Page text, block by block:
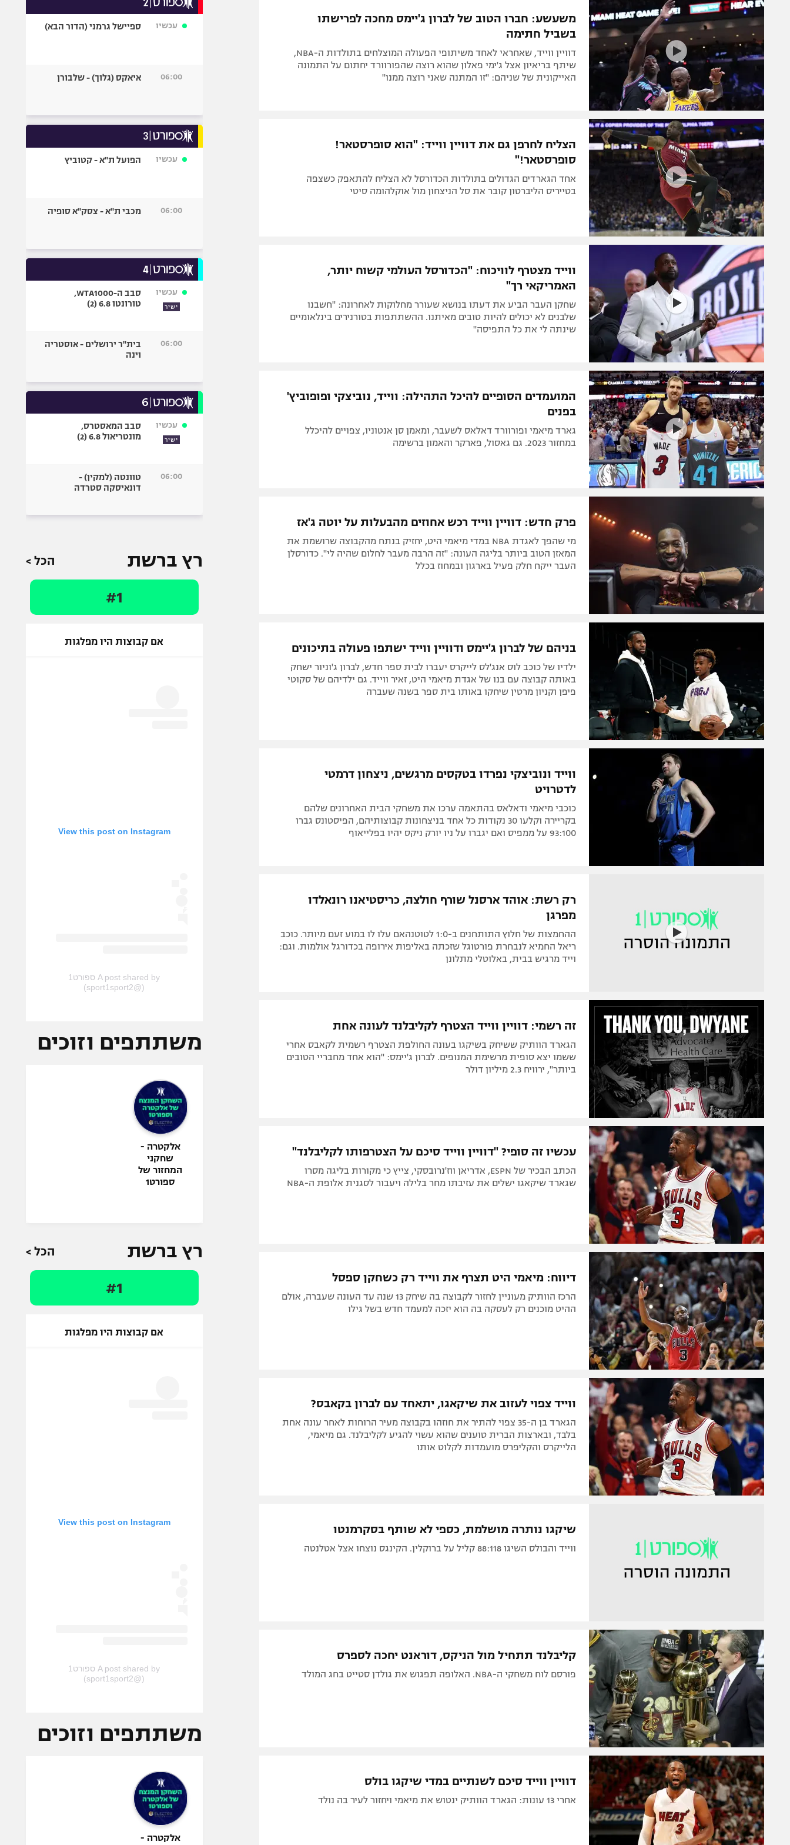
תקנון משתתפים וזוכים בפרסים
תקנון עבור פעילות אלקטרה
תקנון עבור פעילות ספורט 1 – "מרלן"
טניס
גיימינג E-Sports
תנאי שימוש
מדיניות פרטיות
תקנון פעילות ספורט 1
רשיון להקרנה פומבית לבית עסק
הצטרפות לחבילת הערוצים
לוח דרושים – ג'ובנט
תגיות
המגזין
הפועל חיפה
הפועל באר שבע
מכבי נתניה
בני יהודה
ליגות נוספות
ספורט מוטורי
בייסבול MLB
גיימינג E-Sports
משעשע: חברו הטוב של לברון ג'יימס מחכה לפרישתו
בשביל חתימה
דוויין ווייד, שאחראי לאחד משיתופי הפעולה המוצלחים בתולדות ה-NBA,
שיתף בריאיון אצל ג'ימי פאלון שהוא רוצה שהפורוורד יחתום על התמונה
האייקונית של שניהם: "זו המתנה שאני רוצה ממנו"
הצליח לחרפן גם את דוויין ווייד: "הוא סופרסטאר!
סופרסטאר!"
אחד הגארדים הגדולים בתולדות הכדורסל לא הצליח להתאפק כשצפה
בטייריס הליברטון קובר את סל הניצחון מול אוקלהומה סיטי
ווייד מצטרף לוויכוח: "הכדורסל העולמי קשוח יותר,
האמריקאי רך"
שחקן העבר הביע את דעתו בנושא שעורר מחלוקות לאחרונה: "חשבנו
שלבנים לא יכולים להיות טובים מאיתנו. ההשתתפות בטורנירים בינלאומיים
שינתה לי את כל התפיסה"
המועמדים הסופיים להיכל התהילה: ווייד, נוביצקי ופופוביץ'
בפנים
גארד מיאמי ופורוורד דאלאס לשעבר, ומאמן סן אנטוניו, צפויים להיכלל
במחזור 2023. גם גאסול, פארקר והאמון ברשימה
פרק חדש: דוויין ווייד רכש אחוזים מהבעלות על יוטה ג'אז
מי שהפך לאגדת NBA במדי מיאמי היט, יחזיק בנתח מהקבוצה שרושמת את
המאזן הטוב ביותר בליגה העונה: "זה הרבה מעבר לחלום שהיה לי". כדורסלן
העבר ייקח חלק פעיל בארגון ובמחוז בכלל
בניהם של לברון ג'יימס ודוויין ווייד ישתפו פעולה בתיכונים
ילדיו של כוכב לוס אנג'לס לייקרס יעברו לבית ספר חדש, לברון ג'וניור ישחק
באותה קבוצה עם בנו של אגדת מיאמי היט, זאיר ווייד. גם ילדיהם של סקוטי
פיפן וקניון מרטין שיחקו באותו בית ספר בשנה שעברה
ווייד ונוביצקי נפרדו בטקסים מרגשים, ניצחון דרמטי
לדטרויט
כוכבי מיאמי ודאלאס בהתאמה ערכו את משחקי הבית האחרונים שלהם
בקריירה וקלעו 30 נקודות כל אחד בניצחונות קבוצותיהם, הפיסטונס גברו
93:100 על ממפיס ואם יגברו על ניו יורק ניקס יהיו בפלייאוף
רק רשת: אוהד ארסנל שורף חולצה, כריסטיאנו רונאלדו
מפרגן
ההחמצות של חלוץ התותחנים ב-1:0 לטוטנהאם עלו לו במוע זעם מיותר. כוכב
ריאל החמיא לנבחרת פורטוגל שזכתה באליפות אירופה בכדורגל אולמות. וגם:
וייד מרגיש בבית, באלוטלי מתלונן
זה רשמי: דוויין ווייד הצטרף לקליבלנד לעונה אחת
הגארד הוותיק ששיחק בשיקגו בעונה החולפת הצטרף רשמית לקאבס אחרי
ששמו יצא סופית מרשימת המנופים. לברון ג'יימס: "הוא אחד מחבריי הטובים
ביותר", ירוויח 2.3 מיליון דולר
עכשיו זה סופי? "דוויין ווייד סיכם על הצטרפותו לקליבלנד"
הכתב הבכיר של ESPN, אדריאן ווז'נרובסקי, צייץ כי מקורות בליגה מסרו
שגארד שיקאגו ישלים את עזיבתו מחר בלילה ויעבור לסגנית אלופת ה-NBA
דיווח: מיאמי היט תצרף את ווייד רק כשחקן ספסל
הרכז הוותיק מעוניין לחזור לקבוצה בה שיחק 13 שנה עד העונה שעברה, אולם
ההיט מוכנים רק לעסקה בה הוא יזכה למעמד חדש בשל גילו
ווייד צפוי לעזוב את שיקאגו, יתאחד עם לברון בקאבס?
הגארד בן ה-35 צפוי להתיר את חוזהו בקבוצה מעיר הרוחות לאחר עונה אחת
בלבד, ובארצות הברית טוענים שהוא עשוי להגיע לקליבלנד. גם מיאמי,
הלייקרס והקליפרס מועמדות לקלוט אותו
שיקגו נותרה מושלמת, כספי לא שותף בסקרמנטו
ווייד והבולס השיגו 88:118 קליל על ברוקלין. הקינגס נוצחו אצל אטלנטה
קליבלנד תתחיל מול הניקס, דוראנט יחכה לספרס
פורסם לוח משחקי ה-NBA. האלופה תפגוש את גולדן סטייט בחג המולד
דוויין ווייד סיכם לשנתיים במדי שיקגו בולס
אחרי 13 עונות: הגארד הוותיק ינטוש את מיאמי ויחזור לעיר בה נולד
עכשיו ספיישל גרמני (הדור הבא)
06:00 איאקס (גלוך) - שלבורן
עכשיו הפועל ת"א - קטוביץ
06:00 מכבי ת"א - צסק"א סופיה
עכשיו
ישיר
סבב ה-WTA1000,
טורונטו 6.8 (2)
06:00
בית"ר ירושלים - אוסטריה
וינה
עכשיו
ישיר
סבב המאסטרס,
מונטריאול 6.8 (2)
06:00
טוונטה (למקין) -
דונאיסקה סטרדה
רץ ברשת הכל >
#1
אם קבוצות היו מפלגות
View this post on Instagram
A post shared by ספורט1
(@sport1sport2)
משתתפים וזוכים
אלקטרה -
שחקני
המחזור של
ספורט1
רץ ברשת הכל >
#1
אם קבוצות היו מפלגות
View this post on Instagram
A post shared by ספורט1
(@sport1sport2)
משתתפים וזוכים
אלקטרה -